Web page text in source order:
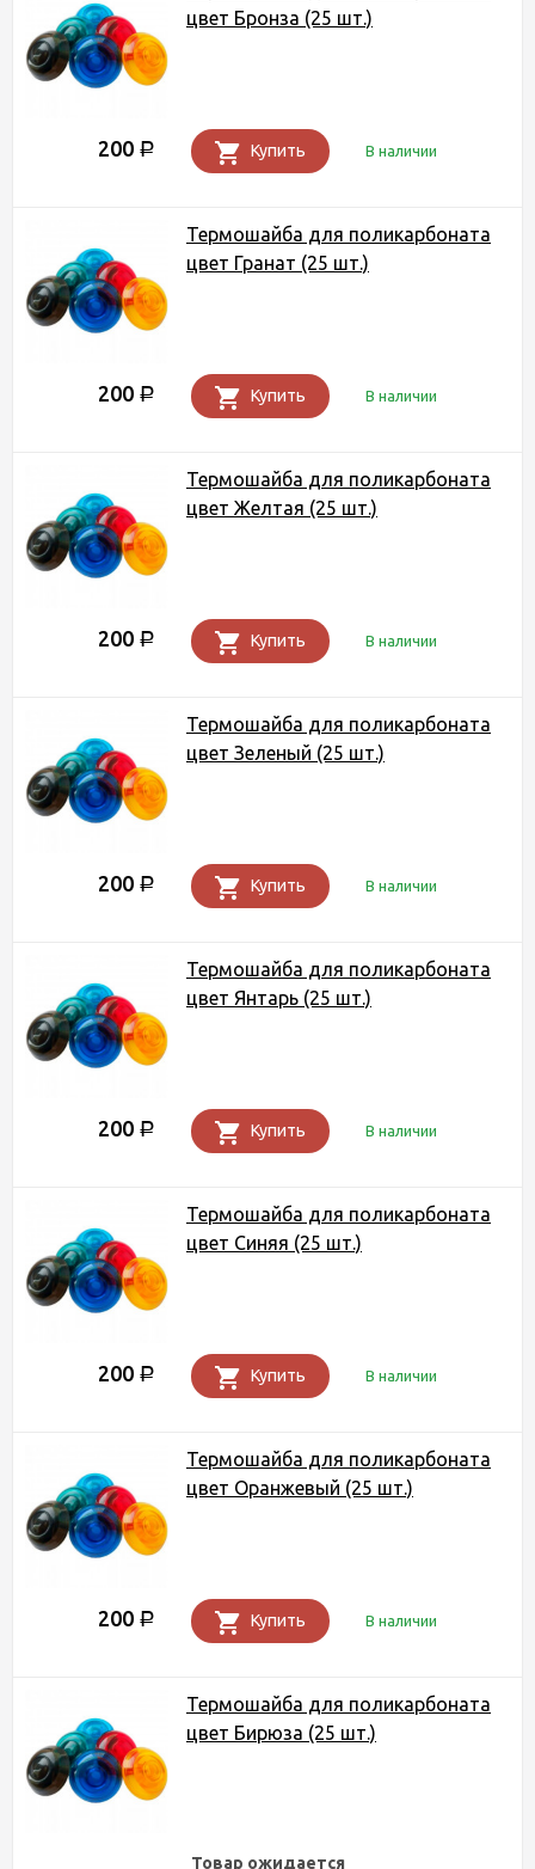
цвет Бронза (25 шт.)
200 Р Купить В наличии
Термошайба для поликарбоната
цвет Гранат (25 шт.)
200 Р Купить В наличии
Термошайба для поликарбоната
цвет Желтая (25 шт.)
200 Р Купить В наличии
Термошайба для поликарбоната
цвет Зеленый (25 шт.)
200 Р Купить В наличии
Термошайба для поликарбоната
цвет Янтарь (25 шт.)
200 Р Купить В наличии
Термошайба для поликарбоната
цвет Синяя (25 шт.)
200 Р Купить В наличии
Термошайба для поликарбоната
цвет Оранжевый (25 шт.)
200 Р Купить В наличии
Термошайба для поликарбоната
цвет Бирюза (25 шт.)
Товар ожидается